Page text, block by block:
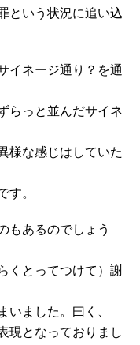
という状況に追い込
イネージ通り？を通
らっと並んだサイネ
様な感じはしていた
す。
もあるのでしょう
くとってつけて）謝
いました。曰く、
現となっておりまし